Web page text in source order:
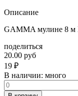
Описание
GAMMA мулине 8 м
поделиться
20.00 руб
19 ₽
В наличии: много